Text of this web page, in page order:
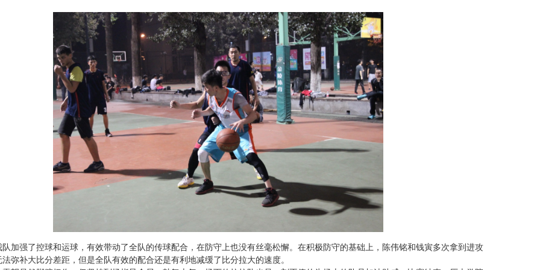
队加强了控球和运球，有效带动了全队的传球配合，在防守上也没有丝毫松懈。在积极防守的基础上，陈伟铭和钱寅多次拿到进攻
弥补大比分差距，但是全队有效的配合还是有利地减缓了比分拉大的速度。